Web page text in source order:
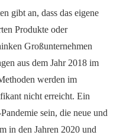
gibt an, dass das eigene
Produkte oder
Großunternehmen
aus dem Jahr 2018 im
werden im
nicht erreicht. Ein
sein, die neue und
in den Jahren 2020 und